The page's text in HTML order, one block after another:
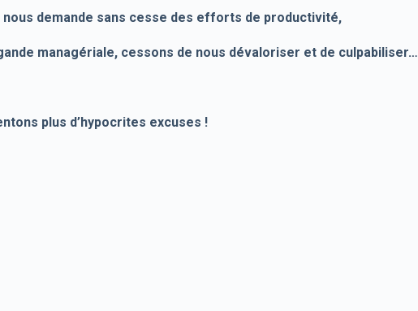
nous demande sans cesse des efforts de productivité,
managériale, cessons de nous dévaloriser et de culpabiliser…
plus d’hypocrites excuses !